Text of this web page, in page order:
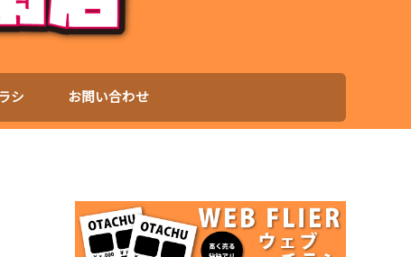
シ お問い合わせ